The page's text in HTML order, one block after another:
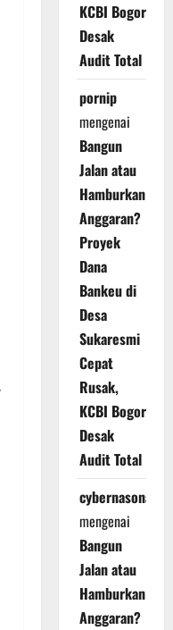
KCBI Bogor
Desak
Audit Total
pornip
mengenai
Bangun
Jalan atau
Hamburkan
Anggaran?
Proyek
Dana
Bankeu di
Desa
Sukaresmi
Cepat
Rusak,
KCBI Bogor
Desak
Audit Total
cybernasonal
mengenai
Bangun
Jalan atau
Hamburkan
Anggaran?